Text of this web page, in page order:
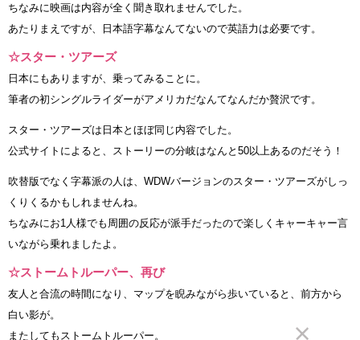
ちなみに映画は内容が全く聞き取れませんでした。
あたりまえですが、日本語字幕なんてないので英語力は必要です。
☆スター・ツアーズ
日本にもありますが、乗ってみることに。
筆者の初シングルライダーがアメリカだなんてなんだか贅沢です。
スター・ツアーズは日本とほぼ同じ内容でした。
公式サイトによると、ストーリーの分岐はなんと50以上あるのだそう！
吹替版でなく字幕派の人は、WDWバージョンのスター・ツアーズがしっ
くりくるかもしれませんね。
ちなみにお1人様でも周囲の反応が派手だったので楽しくキャーキャー言
いながら乗れましたよ。
☆ストームトルーパー、再び
友人と合流の時間になり、マップを睨みながら歩いていると、前方から
白い影が。
またしてもストームトルーパー。